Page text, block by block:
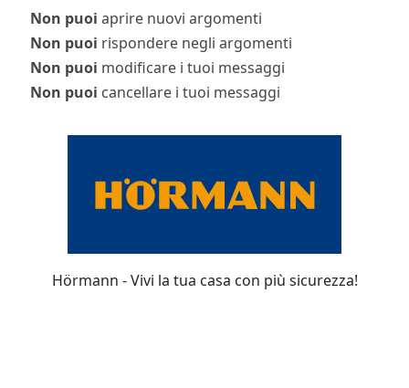
Non puoi aprire nuovi argomenti
Non puoi rispondere negli argomenti
Non puoi modificare i tuoi messaggi
Non puoi cancellare i tuoi messaggi
Hörmann - Vivi la tua casa con più sicurezza!